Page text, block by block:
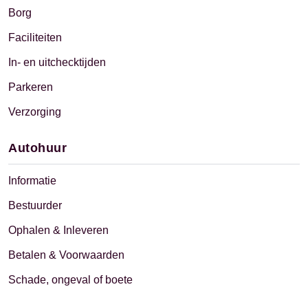
Borg
Faciliteiten
In- en uitchecktijden
Parkeren
Verzorging
Autohuur
Informatie
Bestuurder
Ophalen & Inleveren
Betalen & Voorwaarden
Schade, ongeval of boete